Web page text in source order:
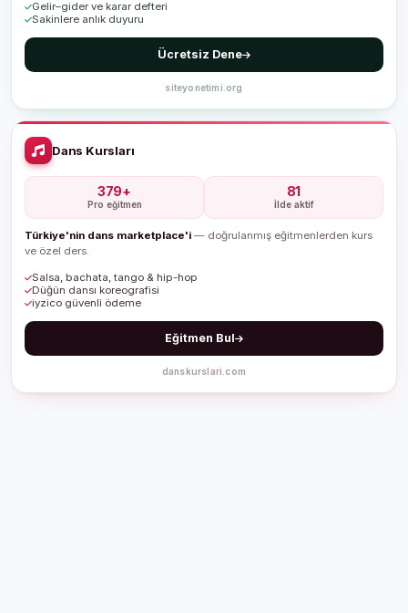
Gelir–gider ve karar defteri
Sakinlere anlık duyuru
Ücretsiz Dene
siteyonetimi.org
Dans Kursları
379+
Pro eğitmen
81
İlde aktif
Türkiye'nin dans marketplace'i — doğrulanmış eğitmenlerden kurs
ve özel ders.
Salsa, bachata, tango & hip-hop
Düğün dansı koreografisi
iyzico güvenli ödeme
Eğitmen Bul
danskurslari.com